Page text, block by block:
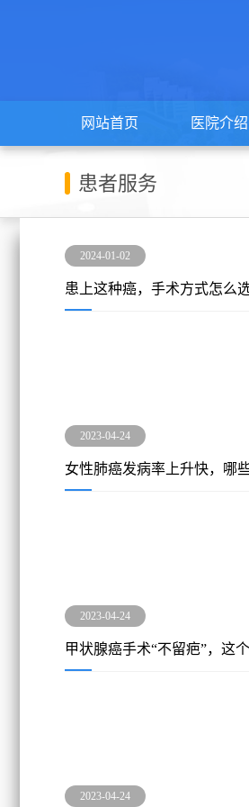
网站首页 医院介绍
患者服务
2024-01-02
患上这种癌，手术方式怎么
2023-04-24
女性肺癌发病率上升快，哪
2023-04-24
甲状腺癌手术“不留疤”，这
2023-04-24